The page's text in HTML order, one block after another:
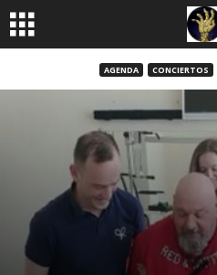
AGENDA CONCIERTOS